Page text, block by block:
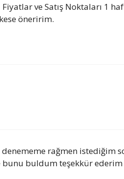
ve Satış Noktaları 1
öneririm.
rağmen istediğim
bunu buldum teşekkür ederim